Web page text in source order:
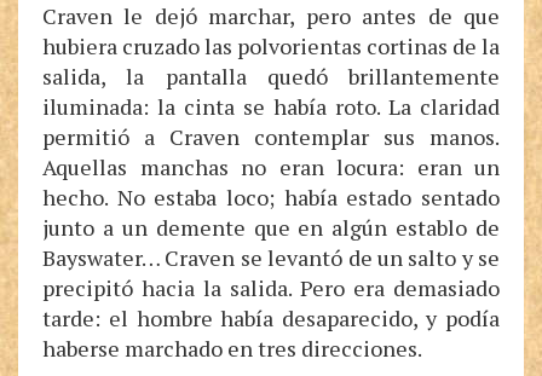
Craven le dejó marchar, pero antes de que
hubiera cruzado las polvorientas cortinas de la
salida, la pantalla quedó brillantemente
iluminada: la cinta se había roto. La claridad
permitió a Craven contemplar sus manos.
Aquellas manchas no eran locura: eran un
hecho. No estaba loco; había estado sentado
junto a un demente que en algún establo de
Bayswater… Craven se levantó de un salto y se
precipitó hacia la salida. Pero era demasiado
tarde: el hombre había desaparecido, y podía
haberse marchado en tres direcciones.